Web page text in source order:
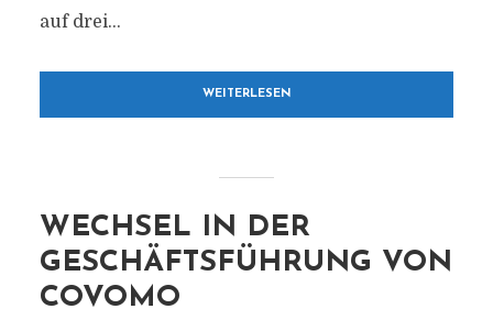
auf drei...
WEITERLESEN
WECHSEL IN DER
GESCHÄFTSFÜHRUNG VON
COVOMO